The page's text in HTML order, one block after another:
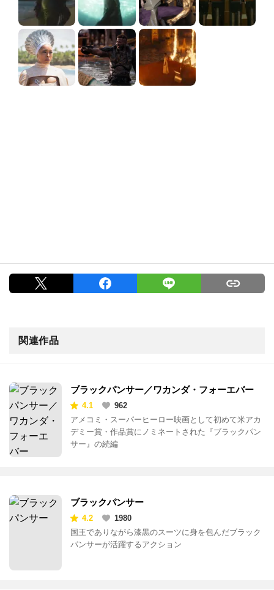
関連作品
ブラックパンサー／ワカンダ・フォーエバー
4.1
962
アメコミ・スーパーヒーロー映画として初めて米アカ
デミー賞・作品賞にノミネートされた『ブラックパン
サー』の続編
ブラックパンサー
4.2
1980
国王でありながら漆黒のスーツに身を包んだブラック
パンサーが活躍するアクション